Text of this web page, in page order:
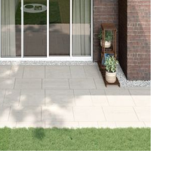
Подложки за фитнес уреди
Лостове за набиране
Йога и пилатес